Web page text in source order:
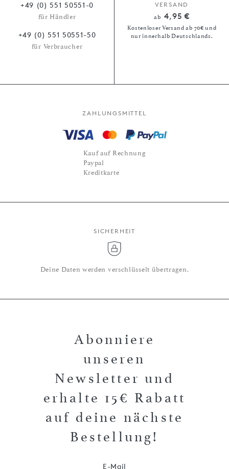
+49 (0) 551 50551-0
für Händler
+49 (0) 551 50551-50
für Verbraucher
VERSAND
ab 4,95 €
Kostenloser Versand ab 70€ und
nur innerhalb Deutschlands.
ZAHLUNGSMITTEL
Kauf auf Rechnung
Paypal
Kreditkarte
SICHERHEIT
Deine Daten werden verschlüsselt übertragen.
Abonniere
unseren
Newsletter und
erhalte 15€ Rabatt
auf deine nächste
Bestellung!
E-Mail